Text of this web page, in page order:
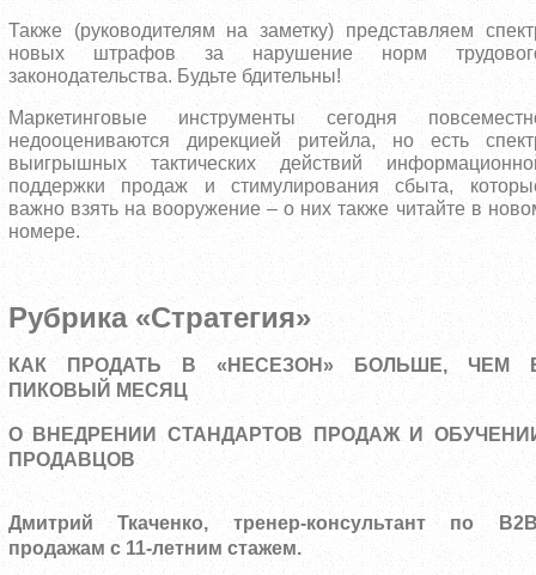
Также (руководителям на заметку) представляем
новых штрафов за нарушение норм
законодательства. Будьте бдительны!
Маркетинговые инструменты сегодня
недооцениваются дирекцией ритейла, но есть
выигрышных тактических действий
поддержки продаж и стимулирования сбыта,
важно взять на вооружение – о них также читайте в
номере.
Рубрика «Стратегия»
КАК ПРОДАТЬ В «НЕСЕЗОН» БОЛЬШЕ, ЧЕМ
ПИКОВЫЙ МЕСЯЦ
О ВНЕДРЕНИИ СТАНДАРТОВ ПРОДАЖ И
ПРОДАВЦОВ
Дмитрий Ткаченко, тренер-консультант по
продажам с 11-летним стажем.